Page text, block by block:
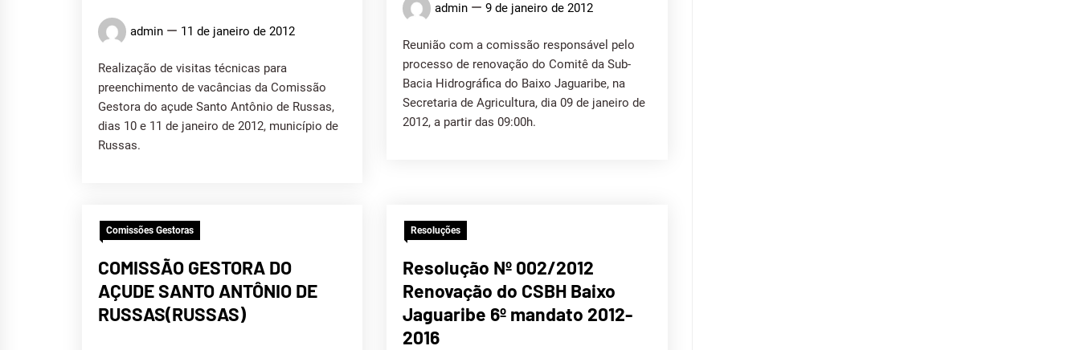
admin 11 de janeiro de 2012
Realização de visitas técnicas para
preenchimento de vacâncias da Comissão
Gestora do açude Santo Antônio de Russas,
dias 10 e 11 de janeiro de 2012, município de
Russas.
admin 9 de janeiro de 2012
Reunião com a comissão responsável pelo
processo de renovação do Comitê da Sub-
Bacia Hidrográfica do Baixo Jaguaribe, na
Secretaria de Agricultura, dia 09 de janeiro de
2012, a partir das 09:00h.
Comissões Gestoras
COMISSÃO GESTORA DO
AÇUDE SANTO ANTÔNIO DE
RUSSAS(RUSSAS)
Resoluções
Resolução Nº 002/2012
Renovação do CSBH Baixo
Jaguaribe 6º mandato 2012-
2016